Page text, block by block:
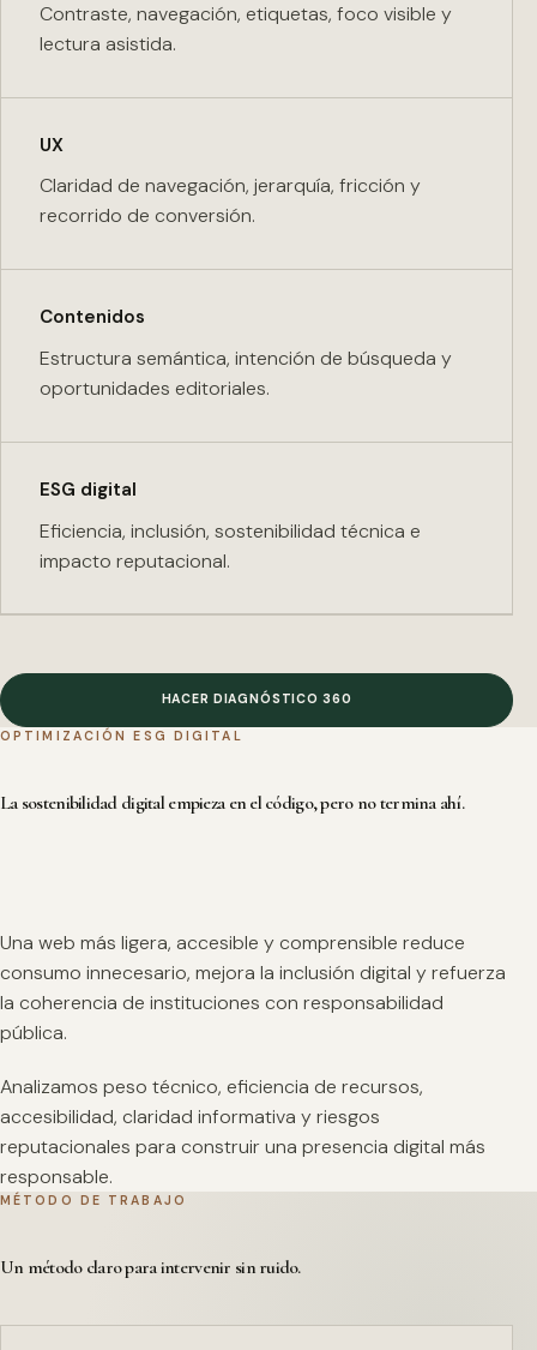
Contraste, navegación, etiquetas, foco visible y
lectura asistida.
UX
Claridad de navegación, jerarquía, fricción y
recorrido de conversión.
Contenidos
Estructura semántica, intención de búsqueda y
oportunidades editoriales.
ESG digital
Eficiencia, inclusión, sostenibilidad técnica e
impacto reputacional.
HACER DIAGNÓSTICO 360
OPTIMIZACIÓN ESG DIGITAL
La sostenibilidad digital empieza en el código, pero no termina ahí.
Una web más ligera, accesible y comprensible reduce
consumo innecesario, mejora la inclusión digital y refuerza
la coherencia de instituciones con responsabilidad
pública.
Analizamos peso técnico, eficiencia de recursos,
accesibilidad, claridad informativa y riesgos
reputacionales para construir una presencia digital más
responsable.
MÉTODO DE TRABAJO
Un método claro para intervenir sin ruido.